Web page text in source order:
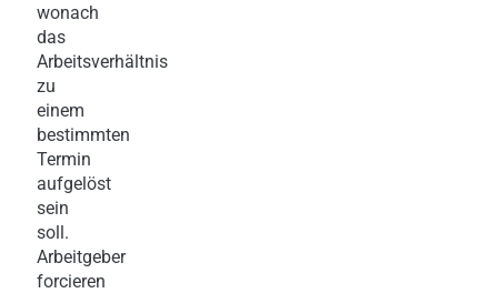
wonach
das
Arbeitsverhältnis
zu
einem
bestimmten
Termin
aufgelöst
sein
soll.
Arbeitgeber
forcieren